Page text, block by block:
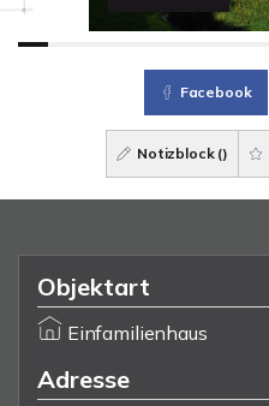
Facebook
Notizblock ()
Objektart
Einfamilienhaus
Adresse